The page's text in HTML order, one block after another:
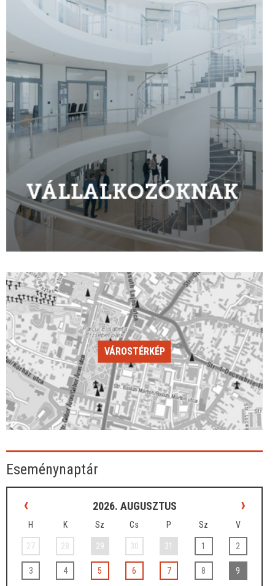
VÁROSTÉRKÉP
Eseménynaptár
‹ 2026. AUGUSZTUS ›
H K Sz Cs P Sz V
27 28 29 30 31 1 2
3 4 5 6 7 8 9